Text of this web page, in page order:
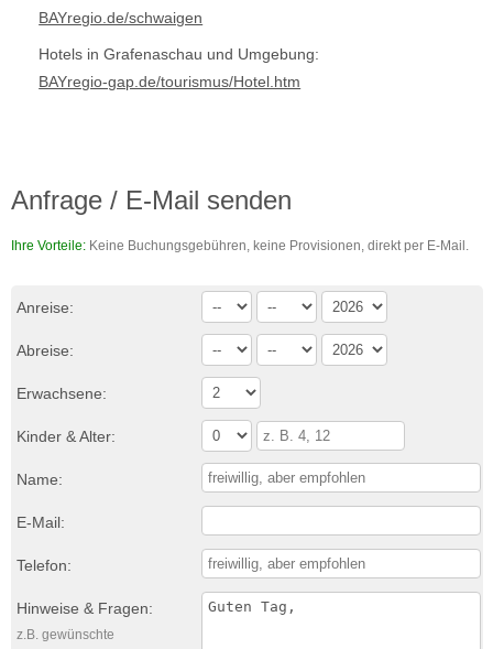
BAYregio.de/schwaigen
Hotels in Grafenaschau und Umgebung:
BAYregio-gap.de/tourismus/Hotel.htm
Anfrage / E-Mail senden
Ihre Vorteile: Keine Buchungsgebühren, keine Provisionen, direkt per E-Mail.
Anreise:
Abreise:
Erwachsene:
Kinder & Alter:
Name:
E-Mail:
Telefon:
Hinweise & Fragen:
z.B. gewünschte